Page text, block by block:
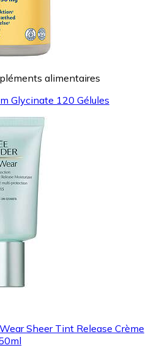
alimentaires
Glycinate 120 Gélules
Sheer Tint Release Crème